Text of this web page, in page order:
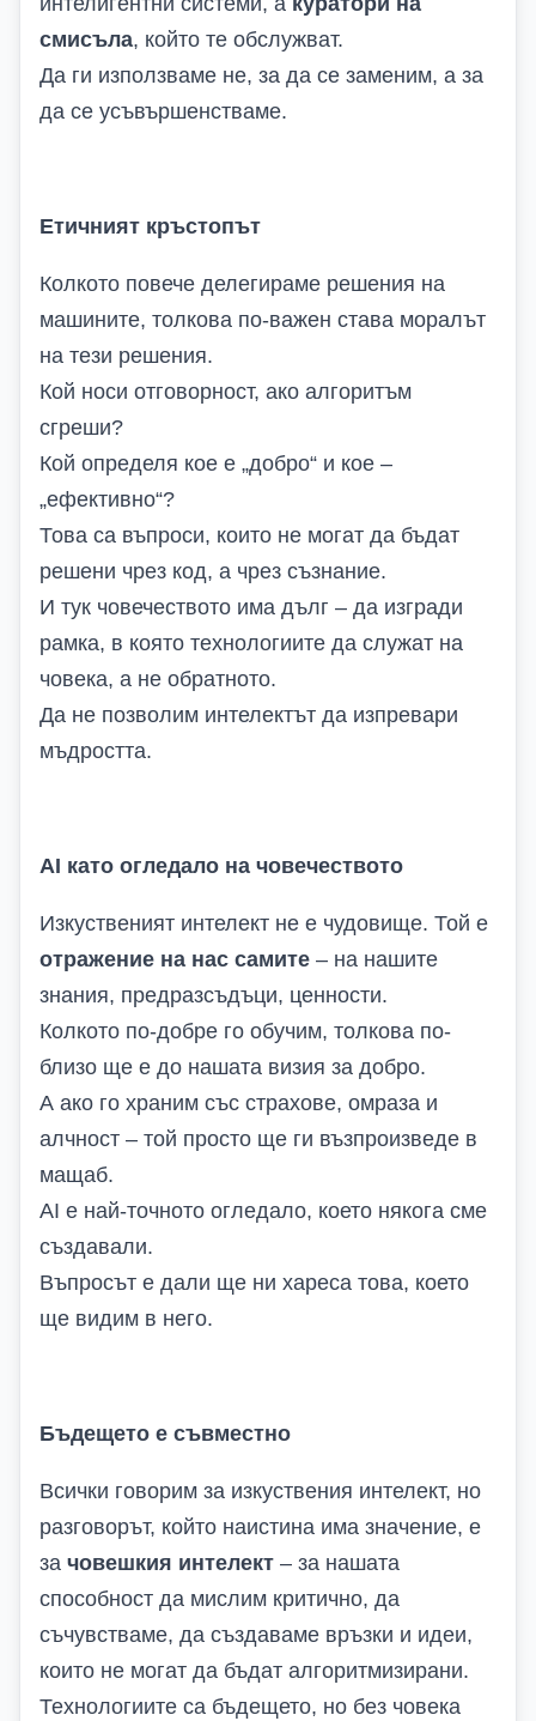
смисъла, който те обслужват.
Да ги използваме не, за да се заменим, а за
да се усъвършенстваме.
Етичният кръстопът
Колкото повече делегираме решения на
машините, толкова по-важен става моралът
на тези решения.
Кой носи отговорност, ако алгоритъм
сгреши?
Кой определя кое е „добро“ и кое –
„ефективно“?
Това са въпроси, които не могат да бъдат
решени чрез код, а чрез съзнание.
И тук човечеството има дълг – да изгради
рамка, в която технологиите да служат на
човека, а не обратното.
Да не позволим интелектът да изпревари
мъдростта.
AI като огледало на човечеството
Изкуственият интелект не е чудовище. Той е
отражение на нас самите – на нашите
знания, предразсъдъци, ценности.
Колкото по-добре го обучим, толкова по-
близо ще е до нашата визия за добро.
А ако го храним със страхове, омраза и
алчност – той просто ще ги възпроизведе в
мащаб.
AI е най-точното огледало, което някога сме
създавали.
Въпросът е дали ще ни хареса това, което
ще видим в него.
Бъдещето е съвместно
Всички говорим за изкуствения интелект, но
разговорът, който наистина има значение, е
за човешкия интелект – за нашата
способност да мислим критично, да
съчувстваме, да създаваме връзки и идеи,
които не могат да бъдат алгоритмизирани.
Технологиите са бъдещето, но без човека